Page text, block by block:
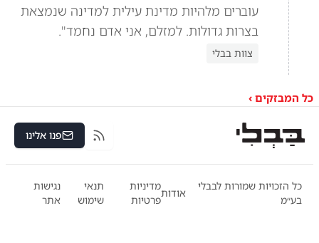
עוברים מלהיות מדינת עילית למדינה שנמצאת
בצרות גדולות. למזלם, אני אדם נחמד".
צוות בבלי
כל המבזקים ›
RSS פנו אלינו
כל הזכויות שמורות לבבלי
בע״מ
אודות
מדיניות
פרטיות
תנאי
שימוש
נגישות
אתר